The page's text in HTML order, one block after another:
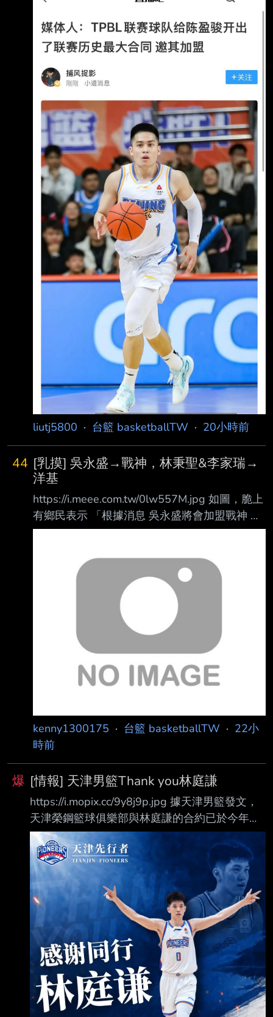
位認為是哪隻球隊？ --
liutj5800 · 台籃 basketballTW · 20小時前
44 [乳摸] 吳永盛→戰神，林秉聖&李家瑞→
洋基
https://i.meee.com.tw/0lw557M.jpg 如圖，脆上
有鄉民表示 「根據消息 吳永盛將會加盟戰神 李
家瑞跟林秉聖會被洋基工程拿下 就等各隊官
https://i.meee.com.tw/ycbwCAe.jpg 再加上對岸
已經先暴雷 庭謙要去戰神 成真的話，下季戰神
感覺大有可為 來源 https://reurl.cc/mz3zQ7
https://www.threads.com/@ken5679w -- 今年
開始熱鬧起來了 --
kenny1300175 · 台籃 basketballTW · 22小
時前
爆 [情報] 天津男籃Thank you林庭謙
https://i.mopix.cc/9y8j9p.jpg 據天津男籃發文，
天津榮鋼籃球俱樂部與林庭謙的合約已於今年到
期。基於對球員能力及 未來發展的充分肯定，俱
樂部向林庭謙提出了最高額頂薪續約合約。然
而，基於個人職業 發展規劃，林庭謙最終選擇加
盟TPBL 聯盟的台新戰神隊，開啟職業生涯的新
篇章。 回首過去六年，林庭謙與球隊在賽場上共
同奮戰，彼此信任、相互支持。自2020年透過選
秀加盟天津先行者以來，林庭謙在 CBA 聯賽這
個中國最高層級的職業籃球舞台上不斷歷 練、穩
步成長。從初入職業賽場的年輕球員，到